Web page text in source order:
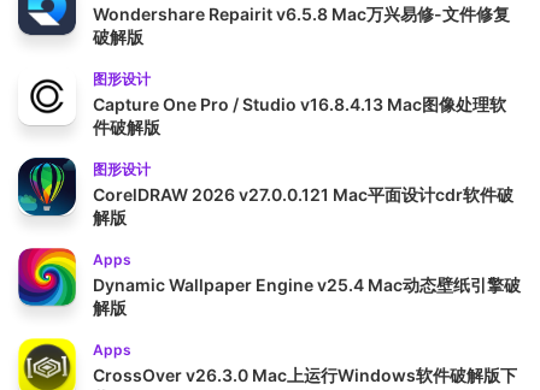
Wondershare Repairit v6.5.8 Mac万兴易修-文件修复
破解版
图形设计
Capture One Pro / Studio v16.8.4.13 Mac图像处理软
件破解版
图形设计
CorelDRAW 2026 v27.0.0.121 Mac平面设计cdr软件破
解版
Apps
Dynamic Wallpaper Engine v25.4 Mac动态壁纸引擎破
解版
Apps
CrossOver v26.3.0 Mac上运行Windows软件破解版下